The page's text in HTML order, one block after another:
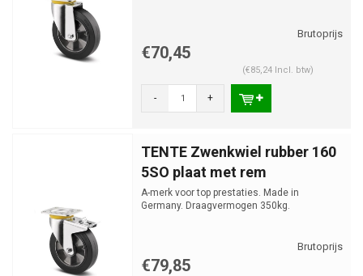
€70,45
(€85,24 Incl. btw)
- +
TENTE Zwenkwiel rubber 160
5SO plaat met rem
A-merk voor top prestaties. Made in
Germany. Draagvermogen 350kg.
€79,85